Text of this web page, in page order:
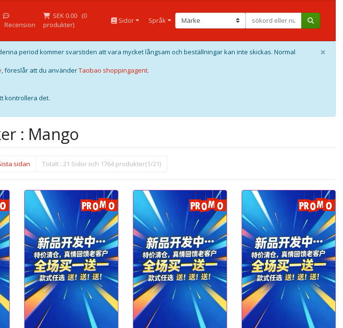
Recension
SEK 0.00 (0
produkter)
Sidor Språk
period kommer svarstiden att vara mycket långsam och beställningar kan inte skickas. Normal
, föreslår att du använderTaobao shoppingagent.
kontrollera det.
×
: Mango
sidan Totalt : 21 Sidor och 1764 produkter(1/21)